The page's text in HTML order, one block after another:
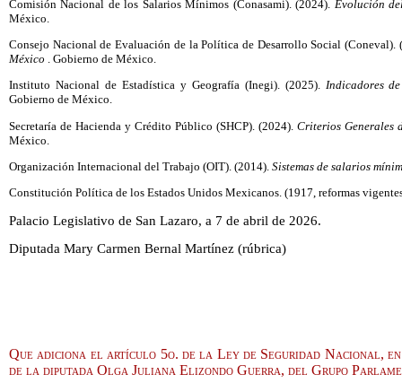
Comisión Nacional de los Salarios Mínimos (Conasami). (2024). Evolución
México.
Consejo Nacional de Evaluación de la Política de Desarrollo Social (Coneval).
México . Gobierno de México.
Instituto Nacional de Estadística y Geografía (Inegi). (2025). Indicadores
Gobierno de México.
Secretaría de Hacienda y Crédito Público (SHCP). (2024). Criterios Generales
México.
Organización Internacional del Trabajo (OIT). (2014). Sistemas de salarios
Constitución Política de los Estados Unidos Mexicanos. (1917, reformas
Palacio Legislativo de San Lazaro, a 7 de abril de 2026.
Diputada Mary Carmen Bernal Martínez (rúbrica)
Que adiciona el artículo 5o. de la Ley de Seguridad Nacional,
de la diputada Olga Juliana Elizondo Guerra, del Grupo